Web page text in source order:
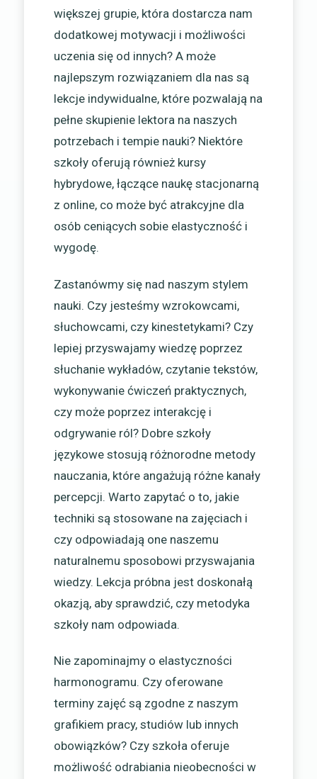
większej grupie, która dostarcza nam
dodatkowej motywacji i możliwości
uczenia się od innych? A może
najlepszym rozwiązaniem dla nas są
lekcje indywidualne, które pozwalają na
pełne skupienie lektora na naszych
potrzebach i tempie nauki? Niektóre
szkoły oferują również kursy
hybrydowe, łączące naukę stacjonarną
z online, co może być atrakcyjne dla
osób ceniących sobie elastyczność i
wygodę.
Zastanówmy się nad naszym stylem
nauki. Czy jesteśmy wzrokowcami,
słuchowcami, czy kinestetykami? Czy
lepiej przyswajamy wiedzę poprzez
słuchanie wykładów, czytanie tekstów,
wykonywanie ćwiczeń praktycznych,
czy może poprzez interakcję i
odgrywanie ról? Dobre szkoły
językowe stosują różnorodne metody
nauczania, które angażują różne kanały
percepcji. Warto zapytać o to, jakie
techniki są stosowane na zajęciach i
czy odpowiadają one naszemu
naturalnemu sposobowi przyswajania
wiedzy. Lekcja próbna jest doskonałą
okazją, aby sprawdzić, czy metodyka
szkoły nam odpowiada.
Nie zapominajmy o elastyczności
harmonogramu. Czy oferowane
terminy zajęć są zgodne z naszym
grafikiem pracy, studiów lub innych
obowiązków? Czy szkoła oferuje
możliwość odrabiania nieobecności w